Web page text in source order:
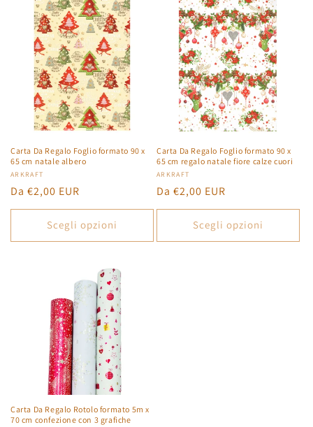
Carta Da Regalo Foglio formato 90 x
65 cm natale albero
Produttore:
ARKRAFT
Prezzo
di
Da €2,00 EUR
Scegli opzioni
Carta Da Regalo Foglio formato 90 x
65 cm regalo natale fiore calze cuori
Produttore:
ARKRAFT
Prezzo
di
Da €2,00 EUR
Scegli opzioni
Carta Da Regalo Rotolo formato 5m x
70 cm confezione con 3 grafiche